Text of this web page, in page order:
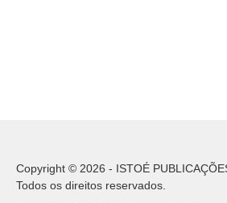
Copyright © 2026 - ISTOÉ
Todos os direitos reservados.